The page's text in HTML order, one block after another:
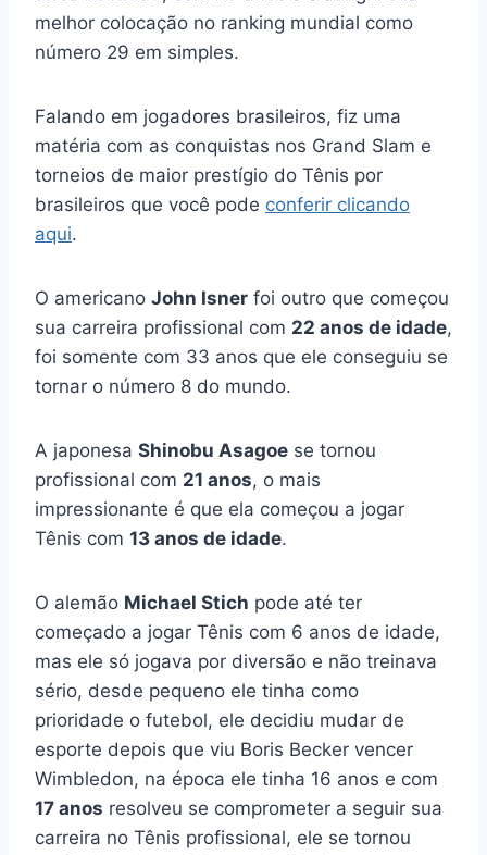
melhor colocação no ranking mundial como
número 29 em simples.
Falando em jogadores brasileiros, fiz uma
matéria com as conquistas nos Grand Slam e
torneios de maior prestígio do Tênis por
brasileiros que você pode conferir clicando
aqui.
O americano John Isner foi outro que começou
sua carreira profissional com 22 anos de idade,
foi somente com 33 anos que ele conseguiu se
tornar o número 8 do mundo.
A japonesa Shinobu Asagoe se tornou
profissional com 21 anos, o mais
impressionante é que ela começou a jogar
Tênis com 13 anos de idade.
O alemão Michael Stich pode até ter
começado a jogar Tênis com 6 anos de idade,
mas ele só jogava por diversão e não treinava
sério, desde pequeno ele tinha como
prioridade o futebol, ele decidiu mudar de
esporte depois que viu Boris Becker vencer
Wimbledon, na época ele tinha 16 anos e com
17 anos resolveu se comprometer a seguir sua
carreira no Tênis profissional, ele se tornou